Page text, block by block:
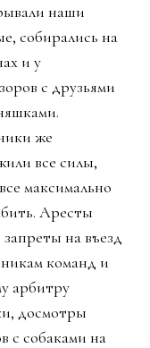
наши
собирались на
и у
с друзьями
же
все силы,
максимально
Аресты
на въезд
команд и
арбитру
досмотры
с собаками на